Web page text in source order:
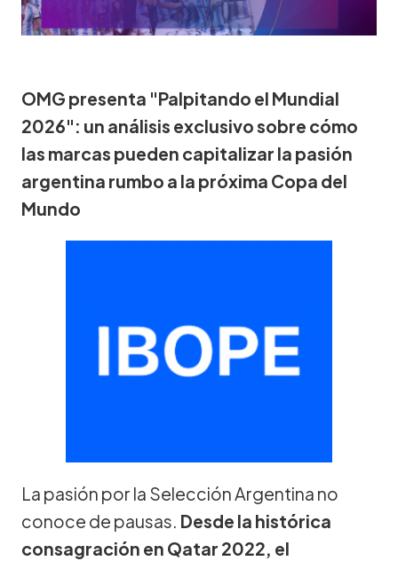
OMG presenta "Palpitando el Mundial
2026": un análisis exclusivo sobre cómo
las marcas pueden capitalizar la pasión
argentina rumbo a la próxima Copa del
Mundo
La pasión por la Selección Argentina no
conoce de pausas. Desde la histórica
consagración en Qatar 2022, el